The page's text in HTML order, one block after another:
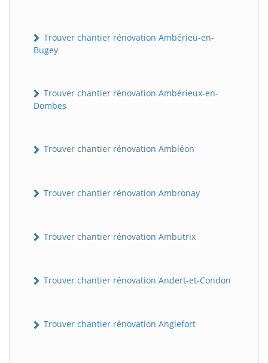
Trouver chantier rénovation Ambérieu-en-
Bugey
Trouver chantier rénovation Ambérieux-en-
Dombes
Trouver chantier rénovation Ambléon
Trouver chantier rénovation Ambronay
Trouver chantier rénovation Ambutrix
Trouver chantier rénovation Andert-et-Condon
Trouver chantier rénovation Anglefort